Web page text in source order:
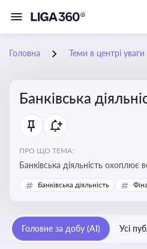
Головна Теми в центрі уваги
Банківська
ПРО ЩО ТЕМА:
Банківська діяльність охоплює
регулювання, нагляду та
установ
Банківська діяльність
Головне за добу (AI) Усі